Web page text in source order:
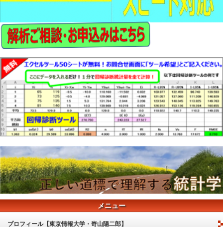
メニュー
プロフィール【東京情報大学・嵜山陽二郎】